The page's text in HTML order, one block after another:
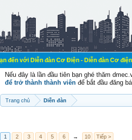
đàn Cơ Điện - Diễn đàn Cơ điện là nơi
Nếu đây là lần đầu tiên bạn ghé thăm
để trở thành thành viên để bắt đầu đăng
Trang chủ Diễn đàn
1 2 3 4 5 6 → 10 Tiếp >